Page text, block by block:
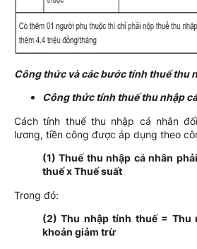
Công thức và các bước tính thuế thu
Công thức tính thuế thu nhập
Cách tính thuế thu nhập cá nhân
lương, tiền công được áp dụng theo
(1) Thuế thu nhập cá nhân
thuế x Thuế suất
Trong đó:
(2) Thu nhập tính thuế = Thu
khoản giảm trừ